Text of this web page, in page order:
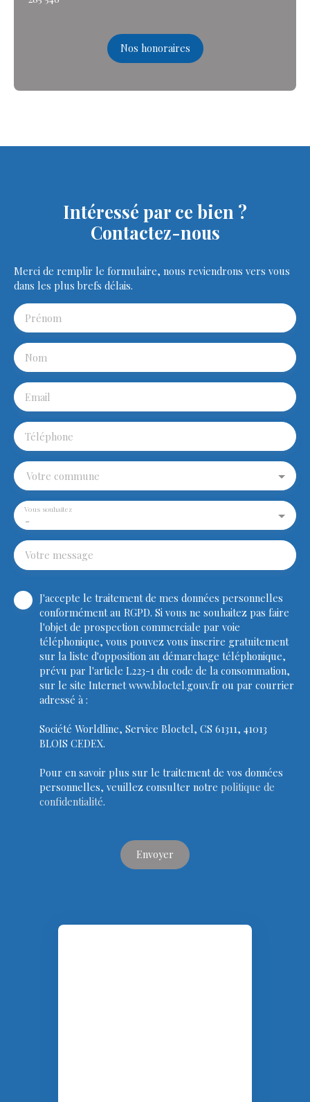
Nos honoraires
Intéressé par ce bien ?
Contactez-nous
Merci de remplir le formulaire, nous reviendrons vers vous
dans les plus brefs délais.
Prénom
Nom
Email
Téléphone
Votre commune
-
Vous souhaitez
Votre message
J'accepte le traitement de mes données personnelles
conformément au RGPD. Si vous ne souhaitez pas faire
l'objet de prospection commerciale par voie
téléphonique, vous pouvez vous inscrire gratuitement
sur la liste d'opposition au démarchage téléphonique,
prévu par l'article L223-1 du code de la consommation,
sur le site Internet www.bloctel.gouv.fr ou par courrier
adressé à :
Société Worldline, Service Bloctel, CS 61311, 41013
BLOIS CEDEX.
Pour en savoir plus sur le traitement de vos données
personnelles, veuillez consulter notre politique de
confidentialité.
Envoyer